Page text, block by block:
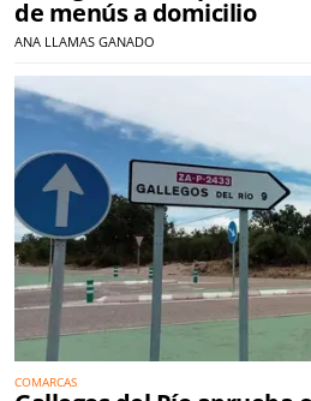
de menús a domicilio
ANA LLAMAS GANADO
COMARCAS